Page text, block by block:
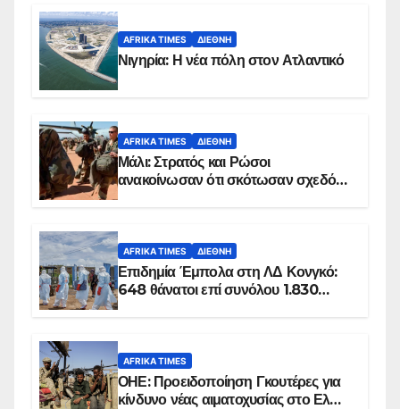
AFRIKA TIMES ΔΙΕΘΝΉ
Νιγηρία: Η νέα πόλη στον Ατλαντικό
AFRIKA TIMES ΔΙΕΘΝΉ
Μάλι: Στρατός και Ρώσοι
ανακοίνωσαν ότι σκότωσαν σχεδόν
AFRIKA TIMES ΔΙΕΘΝΉ
Επιδημία Έμπολα στη ΛΔ Κονγκό:
648 θάνατοι επί συνόλου 1.830
AFRIKA TIMES
ΟΗΕ: Προειδοποίηση Γκουτέρες για
κίνδυνο νέας αιματοχυσίας στο Ελ